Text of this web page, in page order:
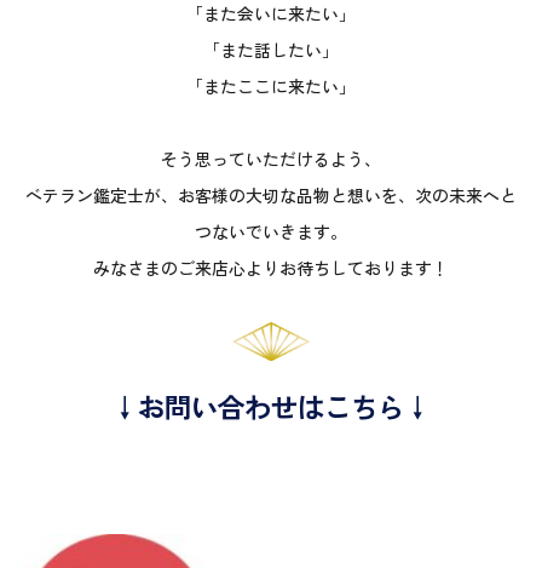
「また会いに来たい」
「また話したい」
「またここに来たい」
そう思っていただけるよう、
ベテラン鑑定士が、お客様の大切な品物と想いを、次の未来へと
つないでいきます。
みなさまのご来店心よりお待ちしております！
↓お問い合わせはこちら↓